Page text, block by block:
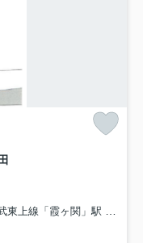
上線「霞ヶ関」駅 徒歩25分